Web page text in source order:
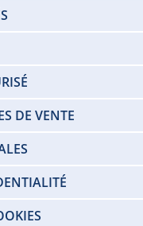
DE VENTE